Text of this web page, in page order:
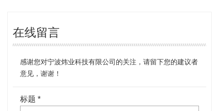
在线留言
感谢您对宁波炜业科技有限公司的关注，请留下您的建议者
意见，谢谢！
标题 *